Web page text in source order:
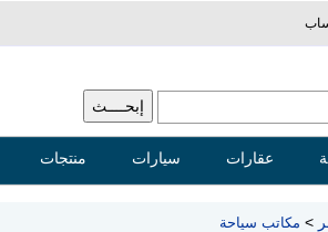
عقارات سيارات منتجات
> مكاتب سياحة